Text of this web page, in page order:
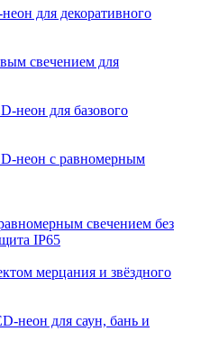
для декоративного
свечением для
неон для базового
неон с равномерным
свечением без
IP65
мерцания и звёздного
неон для саун, бань и